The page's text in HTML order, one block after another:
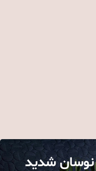
نوسان شدید